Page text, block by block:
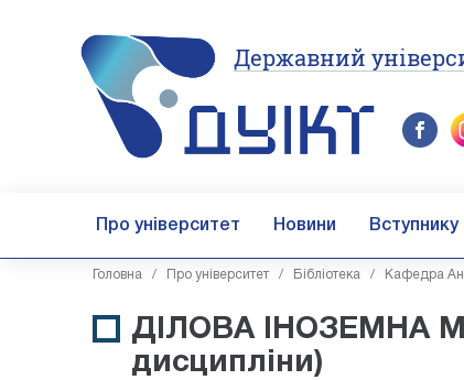
Державний
Про університет Новини Вступнику
Головна / Про університет/ Бібліотека / Кафедра
ДІЛОВА ІНОЗЕМНА
дисципліни)